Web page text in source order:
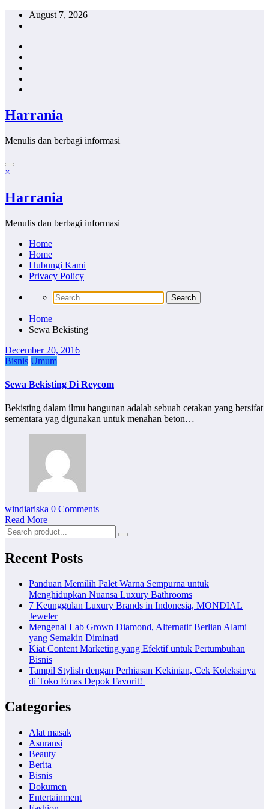
Skip
August 7, 2026
Harrania
Menulis dan berbagi informasi
×
Harrania
Menulis dan berbagi informasi
Home
Home
Hubungi Kami
Privacy Policy
Home
Sewa Bekisting
December 20, 2016
Bisnis Umum
Sewa Bekisting Di Reycom
Bekisting dalam ilmu bangunan adalah sebuah cetakan yang bersifat
sementara yag digunakan untuk menahan beton…
windiariska 0 Comments
Read More
Recent Posts
Panduan Memilih Palet Warna Sempurna untuk
Menghidupkan Nuansa Luxury Bathrooms
7 Keunggulan Luxury Brands in Indonesia, MONDIAL
Jeweler
Mengenal Lab Grown Diamond, Alternatif Berlian Alami
yang Semakin Diminati
Kiat Content Marketing yang Efektif untuk Pertumbuhan
Bisnis
Tampil Stylish dengan Perhiasan Kekinian, Cek Koleksinya
di Toko Emas Depok Favorit!
Categories
Alat masak
Asuransi
Beauty
Berita
Bisnis
Dokumen
Entertainment